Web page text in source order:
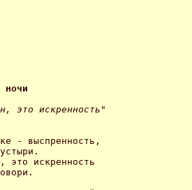
ночи
- выспренность,
это искренность